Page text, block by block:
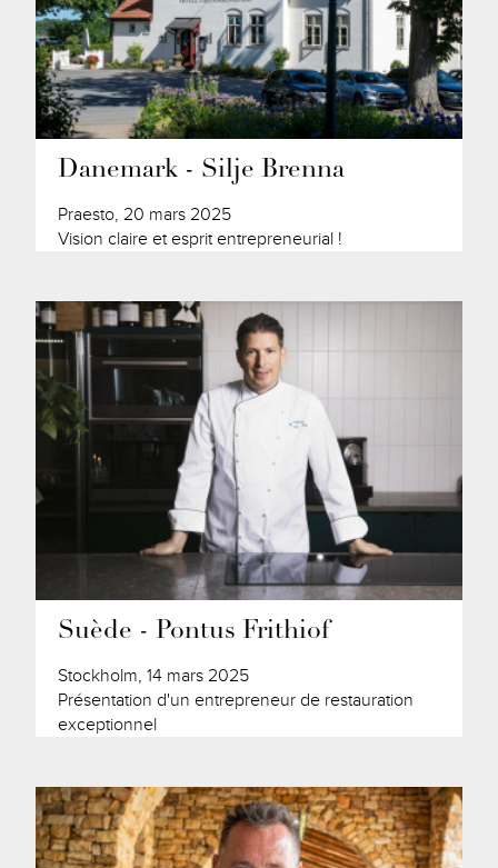
Danemark - Silje Brenna
Praesto, 20 mars 2025
Vision claire et esprit entrepreneurial !
Suède - Pontus Frithiof
Stockholm, 14 mars 2025
Présentation d'un entrepreneur de restauration
exceptionnel